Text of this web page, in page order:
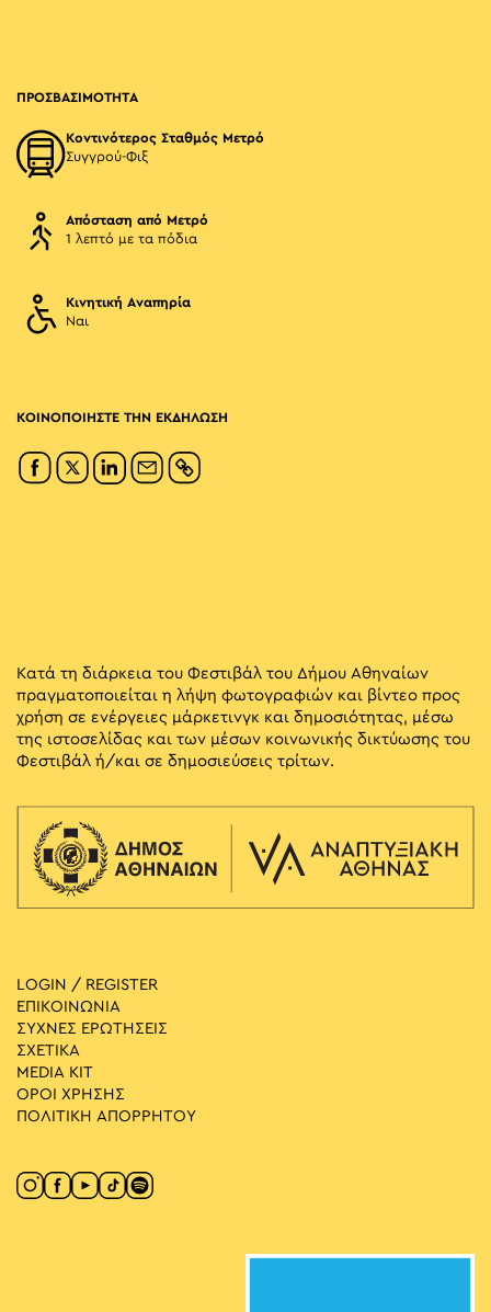
ΠΡΟΣΒΑΣΙΜΟΤΗΤΑ
Κοντινότερος Σταθμός Μετρό
Συγγρού-Φιξ
Απόσταση από Μετρό
1 λεπτό με τα πόδια
Κινητική Αναπηρία
Ναι
ΚΟΙΝΟΠΟΙΗΣΤΕ ΤΗΝ ΕΚΔΗΛΩΣΗ
Κατά τη διάρκεια του Φεστιβάλ του Δήμου Αθηναίων
πραγματοποιείται η λήψη φωτογραφιών και βίντεο προς
χρήση σε ενέργειες μάρκετινγκ και δημοσιότητας, μέσω
της ιστοσελίδας και των μέσων κοινωνικής δικτύωσης του
Φεστιβάλ ή/και σε δημοσιεύσεις τρίτων.
LOGIN / REGISTER
ΕΠΙΚΟΙΝΩΝΙΑ
ΣΥΧΝΕΣ ΕΡΩΤΗΣΕΙΣ
ΣΧΕΤΙΚΑ
MEDIA ΚIT
ΟΡΟΙ ΧΡΗΣΗΣ
ΠΟΛΙΤΙΚΗ ΑΠΟΡΡΗΤΟΥ